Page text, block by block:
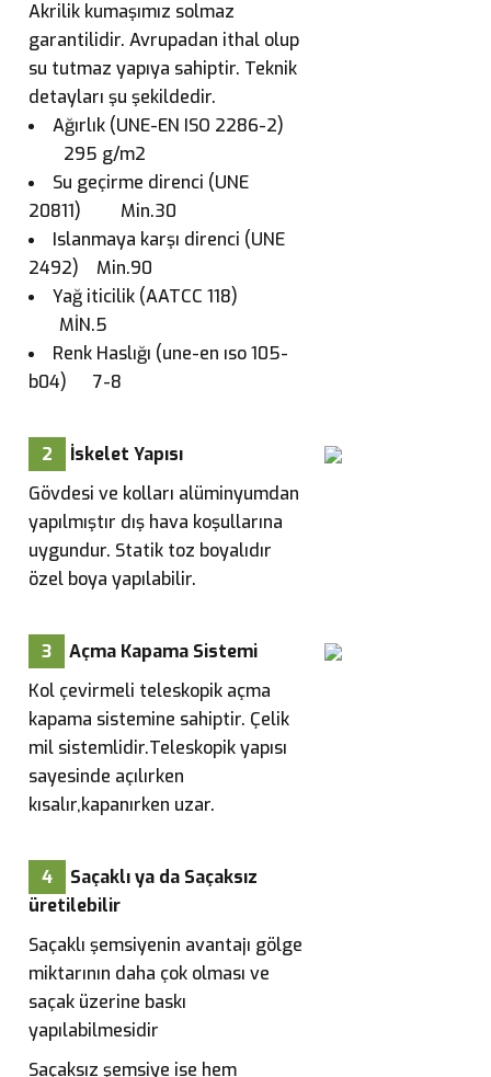
Akrilik kumaşımız solmaz
garantilidir. Avrupadan ithal olup
su tutmaz yapıya sahiptir. Teknik
detayları şu şekildedir.
Ağırlık (UNE-EN ISO 2286-2)
295 g/m2
Su geçirme direnci (UNE
20811) Min.30
Islanmaya karşı direnci (UNE
2492) Min.90
Yağ iticilik (AATCC 118)
MİN.5
Renk Haslığı (une-en ıso 105-
b04) 7-8
2
İskelet Yapısı
Gövdesi ve kolları alüminyumdan
yapılmıştır dış hava koşullarına
uygundur. Statik toz boyalıdır
özel boya yapılabilir.
3
Açma Kapama Sistemi
Kol çevirmeli teleskopik açma
kapama sistemine sahiptir. Çelik
mil sistemlidir.Teleskopik yapısı
sayesinde açılırken
kısalır,kapanırken uzar.
4
Saçaklı ya da Saçaksız
üretilebilir
Saçaklı şemsiyenin avantajı gölge
miktarının daha çok olması ve
saçak üzerine baskı
yapılabilmesidir
Saçaksız şemsiye ise hem